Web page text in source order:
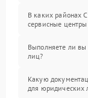
В каких районах
сервисные центры
Выполняете ли
лиц?
Какую
для юридических